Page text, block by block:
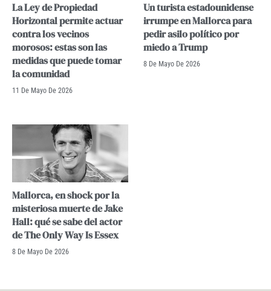
La Ley de Propiedad
Horizontal permite actuar
contra los vecinos
morosos: estas son las
medidas que puede tomar
la comunidad
11 De Mayo De 2026
Un turista estadounidense
irrumpe en Mallorca para
pedir asilo político por
miedo a Trump
8 De Mayo De 2026
Mallorca, en shock por la
misteriosa muerte de Jake
Hall: qué se sabe del actor
de The Only Way Is Essex
8 De Mayo De 2026